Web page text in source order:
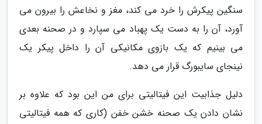
سنگین پیکرش را خرد می کند، مغز و نخاعش را بیرون می
آورد، آن را به دست یک پهباد می سپارد و در صحنه بعدی
می بینیم که یک بازوی مکانیکی آن را داخل پیکر یک
نینجای سایبورگ قرار می دهد.
دلیل جذابیت این فیتالیتی برای من این بود که علاوه بر
نشان دادن یک صحنه خشن خفن (کاری که همه فیتالیتی